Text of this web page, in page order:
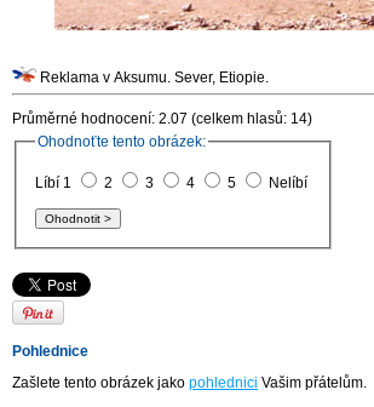
Reklama v Aksumu. Sever, Etiopie.
Průměrné hodnocení: 2.07 (celkem hlasů: 14)
Ohodnoťte tento obrázek:
Líbí 1 2 3 4 5 Nelíbí
Pohlednice
Zašlete tento obrázek jako pohlednici Vašim přátelům.